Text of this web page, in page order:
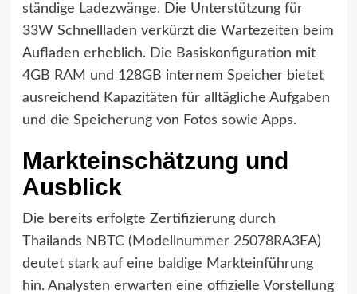
ständige Ladezwänge. Die Unterstützung für
33W Schnellladen verkürzt die Wartezeiten beim
Aufladen erheblich. Die Basiskonfiguration mit
4GB RAM und 128GB internem Speicher bietet
ausreichend Kapazitäten für alltägliche Aufgaben
und die Speicherung von Fotos sowie Apps.
Markteinschätzung und
Ausblick
Die bereits erfolgte Zertifizierung durch
Thailands NBTC (Modellnummer 25078RA3EA)
deutet stark auf eine baldige Markteinführung
hin. Analysten erwarten eine offizielle Vorstellung